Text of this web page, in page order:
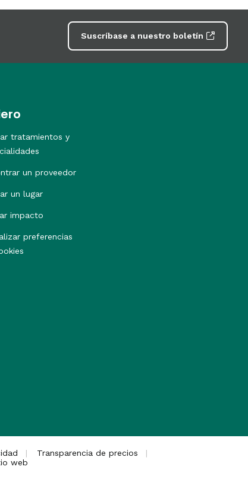
Suscríbase a nuestro boletín
tratamientos y
un proveedor
un lugar
impacto
preferencias
Transparencia de precios
web